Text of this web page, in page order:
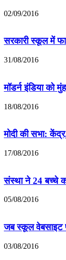
02/09/2016
सरकारी स्कूल में
31/08/2016
मॉडर्न इंडिया को
18/08/2016
मोदी की सभा:
17/08/2016
संस्था ने 24 बच्चे
05/08/2016
जब स्कूल वेबसाइट
03/08/2016